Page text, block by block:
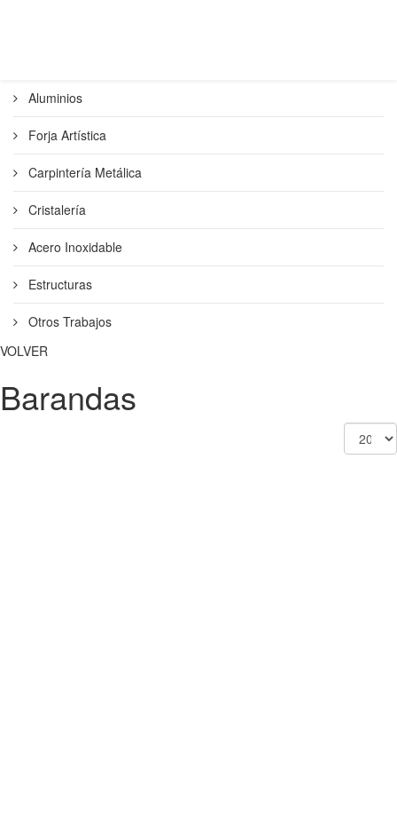
Aluminios
Forja Artística
Carpintería Metálica
Cristalería
Acero Inoxidable
Estructuras
Otros Trabajos
VOLVER
Barandas